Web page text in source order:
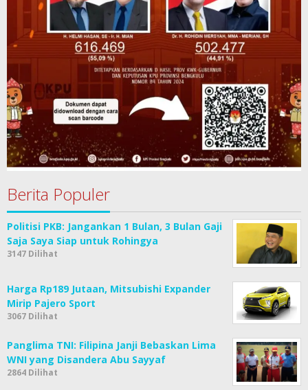
Berita Populer
Politisi PKB: Jangankan 1 Bulan, 3 Bulan Gaji
Saja Saya Siap untuk Rohingya
3147 Dilihat
Harga Rp189 Jutaan, Mitsubishi Expander
Mirip Pajero Sport
3067 Dilihat
Panglima TNI: Filipina Janji Bebaskan Lima
WNI yang Disandera Abu Sayyaf
2864 Dilihat